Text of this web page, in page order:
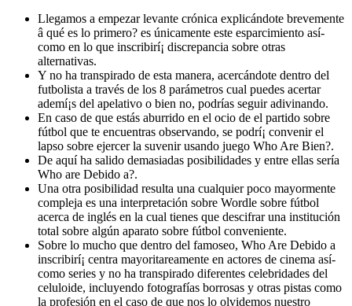
Llegamos a empezar levante crónica explicándote brevemente
â qué es lo primero? es únicamente este esparcimiento así­
como en lo que inscribirí¡ discrepancia sobre otras
alternativas.
Y no ha transpirado de esta manera, acercándote dentro del
futbolista a través de los 8 parámetros cual puedes acertar
ademí¡s del apelativo o bien no, podrías seguir adivinando.
En caso de que estás aburrido en el ocio de el partido sobre
fútbol que te encuentras observando, se podrí¡ convenir el
lapso sobre ejercer la suvenir usando juego Who Are Bien?.
De aquí ha salido demasiadas posibilidades y entre ellas serí­a
Who are Debido a?.
Una otra posibilidad resulta una cualquier poco mayormente
compleja es una interpretación sobre Wordle sobre fútbol
acerca de inglés en la cual tienes que descifrar una institución
total sobre algún aparato sobre fútbol conveniente.
Sobre lo mucho que dentro del famoseo, Who Are Debido a
inscribirí¡ centra mayoritareamente en actores de cinema así­
como series y no ha transpirado diferentes celebridades del
celuloide, incluyendo fotografías borrosas y otras pistas como
la profesión en el caso de que nos lo olvidemos nuestro